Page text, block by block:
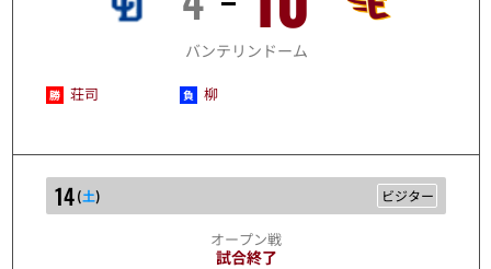
バンテリンドーム
荘司 柳
14(土) ビジター
オープン戦
試合終了